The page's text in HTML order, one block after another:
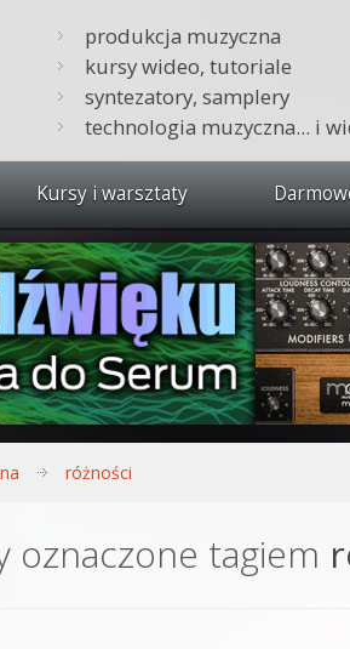
produkcja muzyczna
kursy wideo, tutoriale
syntezatory, samplery
technologia muzyczna... i
Kursy i warsztaty
Zobacz wszystkie kursy i
Synteza dźwięku 🔥
Produkcja muzyczna w praktyce
Bitwig Studio od podstaw
Sound Forge od podstaw
różności
oznaczone tagiem